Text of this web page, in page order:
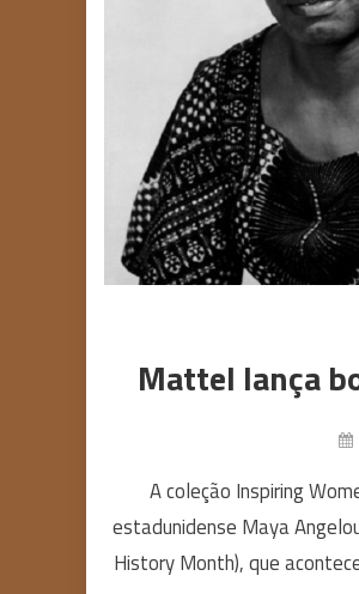
Mattel lança
A coleção Inspiring
estadunidense Maya
History Month), que